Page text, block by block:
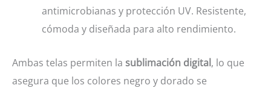
antimicrobianas y protección UV. Resistente,
cómoda y diseñada para alto rendimiento.
Ambas telas permiten la sublimación digital, lo que
asegura que los colores negro y dorado se